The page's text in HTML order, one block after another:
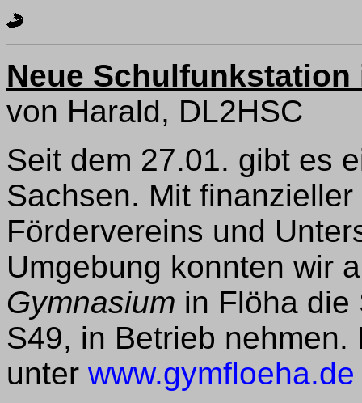
Neue Schulfunkstation
von Harald, DL2HSC
Seit dem 27.01. gibt es
Sachsen. Mit
Fördervereins und
Umgebung konnten wir
Gymnasium in Flöha
S49, in Betrieb
unter www.gymfloeha.de